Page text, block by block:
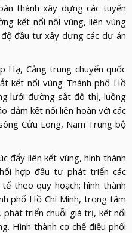
thành xây dựng các tuyến
kết nối nội vùng, liên vùng
đầu tư xây dựng các dự án
Hạ, Cảng trung chuyển quốc
kết nối vùng Thành phố Hồ
lưới đường sắt đô thị, luồng
đảm kết nối liên hoàn với các
Cửu Long, Nam Trung bộ
đẩy liên kết vùng, hình thành
hợp đầu tư phát triển các
theo quy hoạch; hình thành
phố Hồ Chí Minh, trọng tâm
triển chuỗi giá trị, kết nối
Hình thành cơ chế điều phối